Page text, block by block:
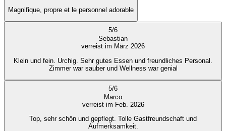
Magnifique, propre et le personnel adorable
5/6
Sebastian
verreist im März 2026
Klein und fein. Urchig. Sehr gutes Essen und freundliches Personal.
Zimmer war sauber und Wellness war genial
5/6
Marco
verreist im Feb. 2026
Top, sehr schön und gepflegt. Tolle Gastfreundschaft und
Aufmerksamkeit.